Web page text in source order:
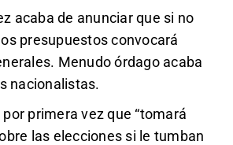
acaba de anunciar que si no
presupuestos convocará
Menudo órdago acaba
nacionalistas.
primera vez que “tomará
las elecciones si le tumban